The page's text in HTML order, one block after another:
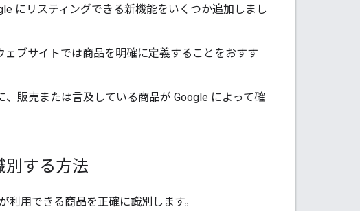
にリスティングできる新機能をいくつか追加しまし
ェブサイトでは商品を明確に定義することをおすす
販売または言及している商品が Google によって確
別する方法
利用できる商品を正確に識別します。